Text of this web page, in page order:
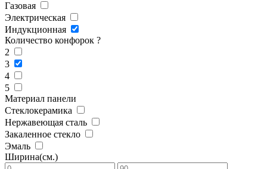
Газовая
Электрическая
Индукционная
Количество конфорок ?
2
3
4
5
Материал панели
Стеклокерамика
Нержавеющая сталь
Закаленное стекло
Эмаль
Ширина(см.)